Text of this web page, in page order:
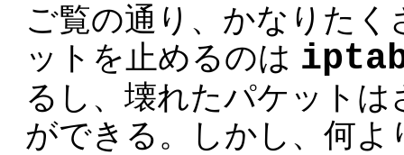
ご覧の通り、かなりた
ットを止めるのは
るし、壊れたパケット
ができる。しかし、何よ